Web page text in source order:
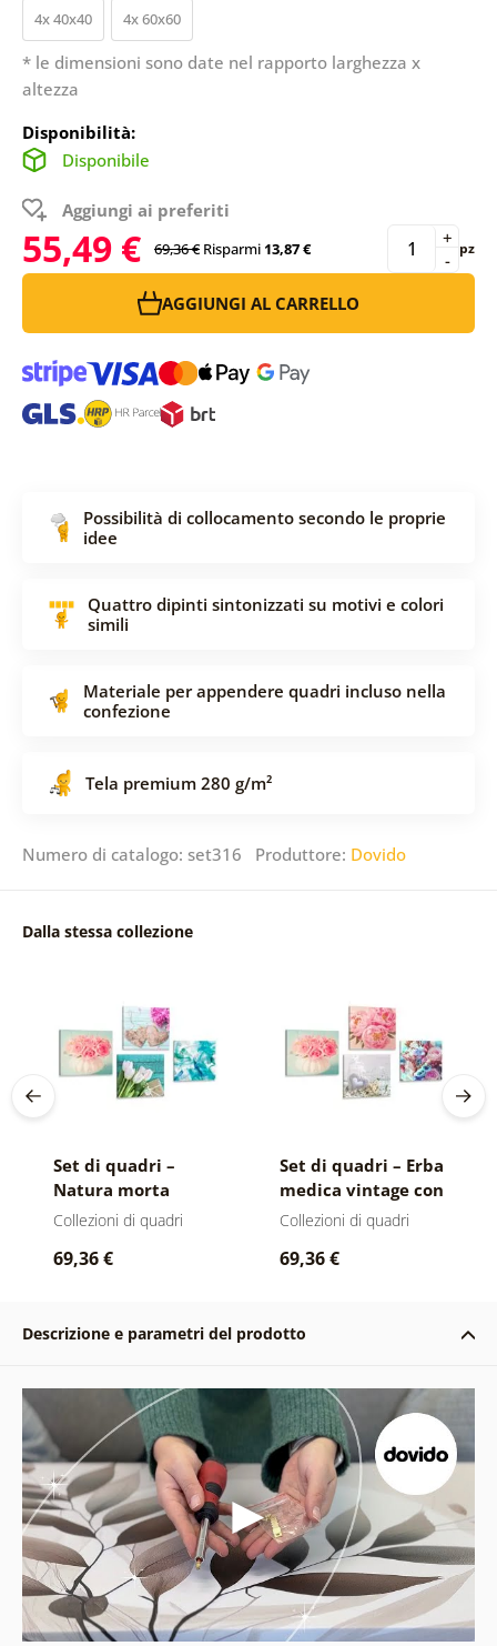
4x 40x40 4x 60x60
* le dimensioni sono date nel rapporto larghezza x
altezza
Disponibilità:
Disponibile
Aggiungi ai preferiti
55,49 € 69,36 € Risparmi13,87 € -
+ pz
AGGIUNGI AL CARRELLO
Possibilità di collocamento secondo le proprie
idee
Quattro dipinti sintonizzati su motivi e colori
simili
Materiale per appendere quadri incluso nella
confezione
Tela premium 280 g/m²
Numero di catalogo: set316 Produttore: Dovido
Dalla stessa collezione
Set di quadri –
Natura morta
turchese con fiori
Collezioni di quadri
69,36 €
Set di quadri – Erba
medica vintage con
fiori
Collezioni di quadri
69,36 €
Descrizione e parametri del prodotto